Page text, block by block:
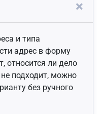
и типа
адрес в форму
относится ли дело
не подходит, можно
без ручного